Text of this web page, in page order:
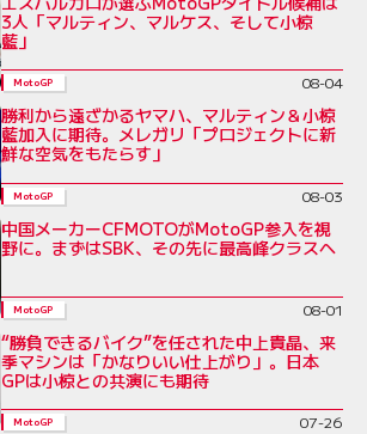
3人「マルティン、マルケス、そして小椋
藍」
MotoGP 08-04
勝利から遠ざかるヤマハ、マルティン＆小椋
藍加入に期待。メレガリ「プロジェクトに新
鮮な空気をもたらす」
MotoGP 08-03
中国メーカーCFMOTOがMotoGP参入を視
野に。まずはSBK、その先に最高峰クラスへ
MotoGP 08-01
“勝負できるバイク”を任された中上貴晶、来
季マシンは「かなりいい仕上がり」。日本
GPは小椋との共演にも期待
MotoGP 07-26